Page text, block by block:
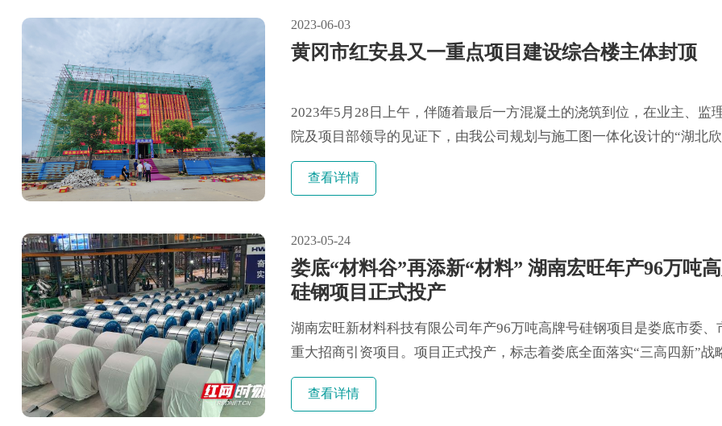
2023-06-03
黄冈市红安县又一重点项目建设综合楼主体封顶
2023年5月28日上午，伴随着最后一方混凝土的浇筑到位，在业主、监
院及项目部领导的见证下，由我公司规划与施工图一体化设计的“湖北
饰材料项目综合楼”工程正式完成主体结构的封顶。 本工程在各承建单位
领导的关心和支持下，力求做到工程质量精品，进度计划节点跟进。综
查看详情
2023-05-24
娄底“材料谷”再添新“材料” 湖南宏旺年产96万吨
硅钢项目正式投产
湖南宏旺新材料科技有限公司年产96万吨高牌号硅钢项目是娄底市委、
重大招商引资项目。项目正式投产，标志着娄底全面落实“三高四新”战
使命任务、建设中部地区“材料谷”又迈出新的重要一步，硅钢产业链发
础更加稳固扎实。项目按低碳、绿色标准建设年产96万吨高磁感、高牌
查看详情